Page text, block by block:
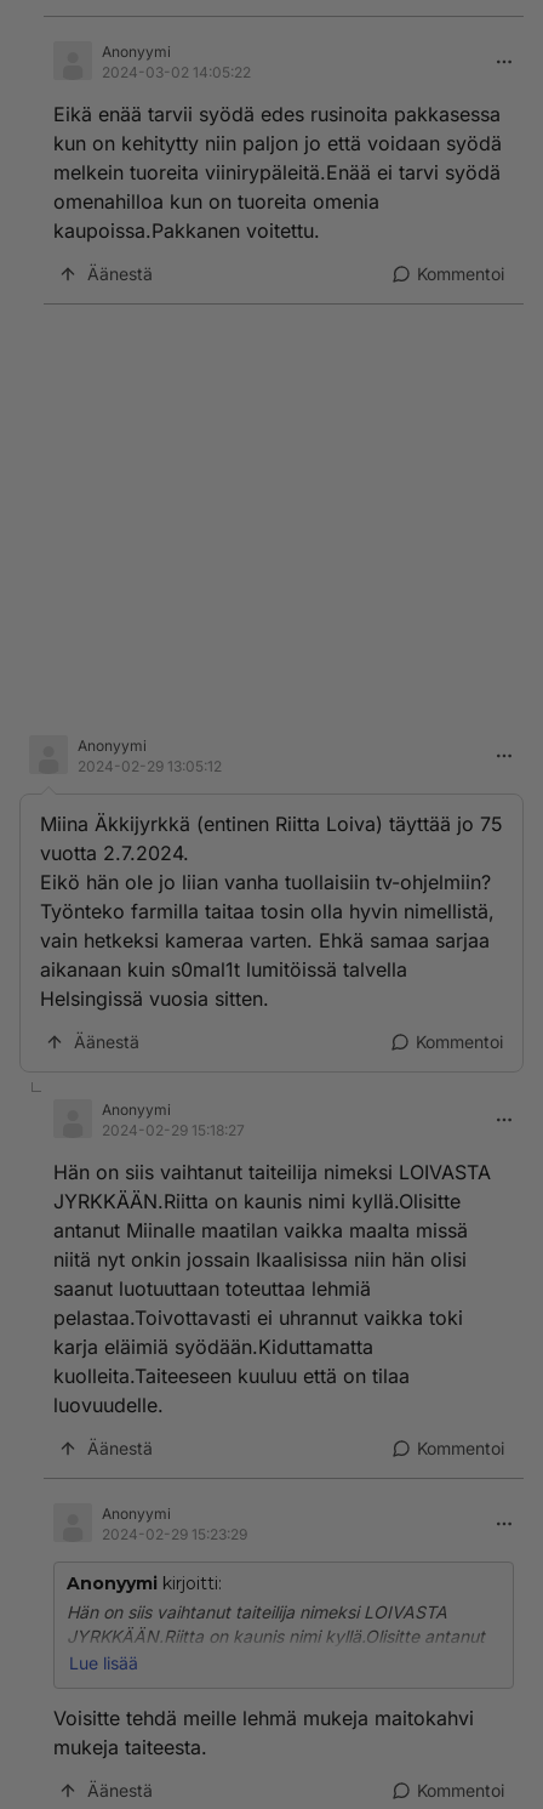
Anonyymi
2024-03-02 14:05:22
Eikä enää tarvii syödä edes rusinoita pakkasessa
kun on kehitytty niin paljon jo että voidaan syödä
melkein tuoreita viinirypäleitä.Enää ei tarvi syödä
omenahilloa kun on tuoreita omenia
kaupoissa.Pakkanen voitettu.
Äänestä Kommentoi
Anonyymi
2024-02-29 13:05:12
Miina Äkkijyrkkä (entinen Riitta Loiva) täyttää jo 75
vuotta 2.7.2024.
Eikö hän ole jo liian vanha tuollaisiin tv-ohjelmiin?
Työnteko farmilla taitaa tosin olla hyvin nimellistä,
vain hetkeksi kameraa varten. Ehkä samaa sarjaa
aikanaan kuin s0mal1t lumitöissä talvella
Helsingissä vuosia sitten.
Äänestä Kommentoi
Anonyymi
2024-02-29 15:18:27
Hän on siis vaihtanut taiteilija nimeksi LOIVASTA
JYRKKÄÄN.Riitta on kaunis nimi kyllä.Olisitte
antanut Miinalle maatilan vaikka maalta missä
niitä nyt onkin jossain Ikaalisissa niin hän olisi
saanut luotuuttaan toteuttaa lehmiä
pelastaa.Toivottavasti ei uhrannut vaikka toki
karja eläimiä syödään.Kiduttamatta
kuolleita.Taiteeseen kuuluu että on tilaa
luovuudelle.
Äänestä Kommentoi
Anonyymi
2024-02-29 15:23:29
Anonyymi kirjoitti:
Hän on siis vaihtanut taiteilija nimeksi LOIVASTA
JYRKKÄÄN.Riitta on kaunis nimi kyllä.Olisitte antanut
Miinalle maatilan vaikka maalta missä niitä nyt onkin
toteuttaa lehmiä pelastaa.Toivottavasti ei uhrannut
vaikka toki karja eläimiä syödään.Kiduttamatta
kuolleita.Taiteeseen kuuluu että on tilaa luovuudelle.
Lue lisää
Voisitte tehdä meille lehmä mukeja maitokahvi
mukeja taiteesta.
Äänestä Kommentoi